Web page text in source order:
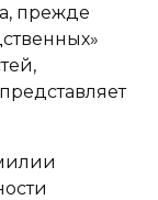
прежде